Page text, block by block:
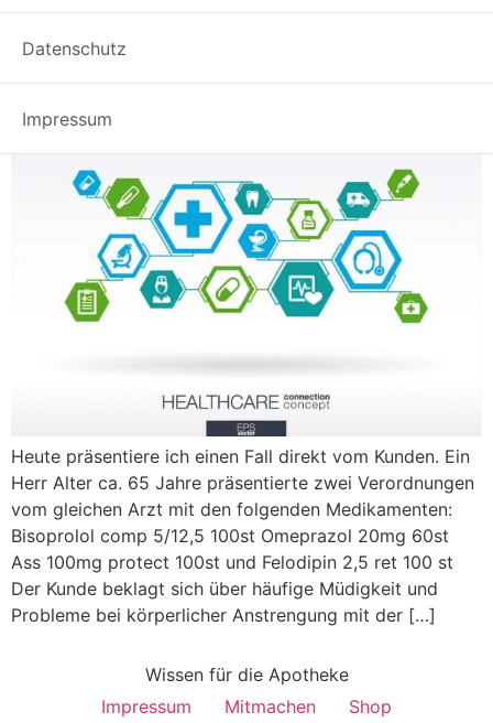
Datenschutz
Impressum
Interaktionsrätsel
05.05.2017
Heute präsentiere ich einen Fall direkt vom Kunden. Ein
Herr Alter ca. 65 Jahre präsentierte zwei Verordnungen
vom gleichen Arzt mit den folgenden Medikamenten:
Bisoprolol comp 5/12,5 100st Omeprazol 20mg 60st
Ass 100mg protect 100st und Felodipin 2,5 ret 100 st
Der Kunde beklagt sich über häufige Müdigkeit und
Probleme bei körperlicher Anstrengung mit der […]
Wissen für die Apotheke
Impressum
Mitmachen Shop